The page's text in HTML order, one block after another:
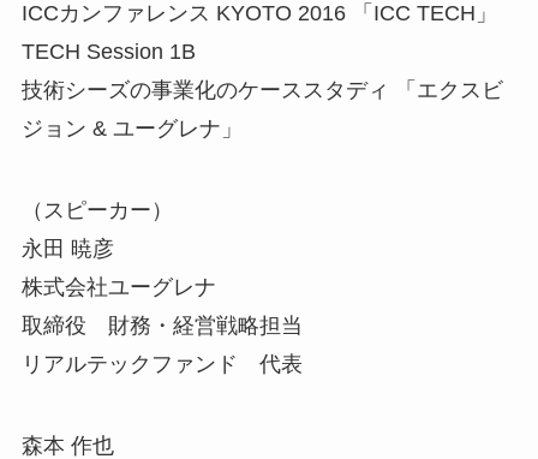
ICCカンファレンス KYOTO 2016 「ICC TECH」
TECH Session 1B
技術シーズの事業化のケーススタディ 「エクスビ
ジョン & ユーグレナ」
（スピーカー）
永田 暁彦
株式会社ユーグレナ
取締役 財務・経営戦略担当
リアルテックファンド 代表
森本 作也